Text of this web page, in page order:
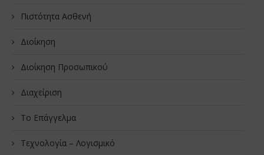
Πιστότητα Ασθενή
Διοίκηση
Διοίκηση Προσωπικού
Διαχείριση
Το Επάγγελμα
Τεχνολογία – Λογισμικό